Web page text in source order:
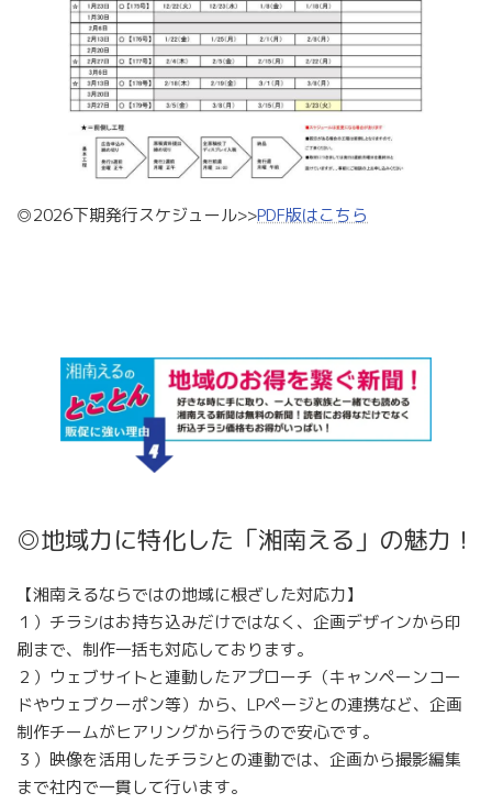
◎2026下期発行スケジュール>>PDF版はこちら
◎地域力に特化した「湘南える」の魅力！
【湘南えるならではの地域に根ざした対応力】
１）チラシはお持ち込みだけではなく、企画デザインから印
刷まで、制作一括も対応しております。
２）ウェブサイトと連動したアプローチ（キャンペーンコー
ドやウェブクーポン等）から、LPページとの連携など、企画
制作チームがヒアリングから行うので安心です。
３）映像を活用したチラシとの連動では、企画から撮影編集
まで社内で一貫して行います。